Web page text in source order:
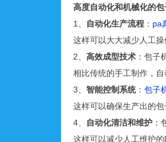
高度自动化和机械化的
1、
自动化生产流程 ： pa
这样可以大大减少人工
2、 高效成型技术 ：包子
相比传统的手工制作，
3、 智能控制系统： 包子
这样可以确保生产出的
4、
自动化清洁和维护 ：
这样可以减少人工维护